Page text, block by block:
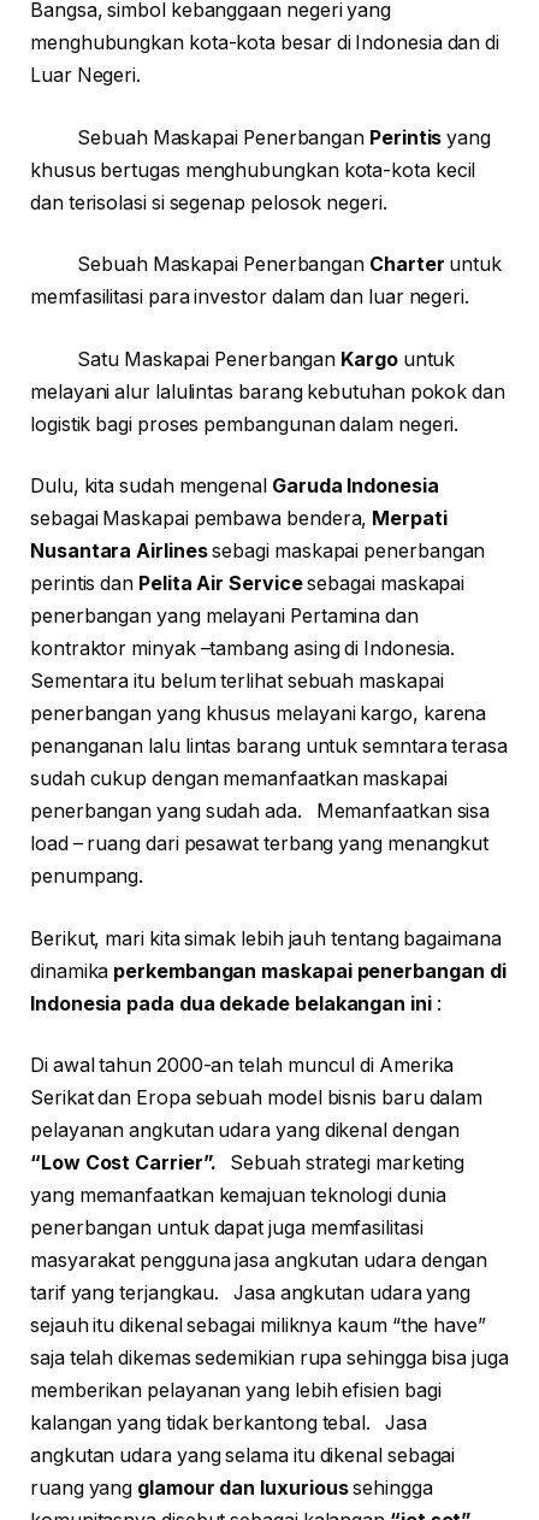
Bangsa, simbol kebanggaan negeri yang
menghubungkan kota-kota besar di Indonesia dan di
Luar Negeri.
Sebuah Maskapai Penerbangan Perintisyang
khusus bertugas menghubungkan kota-kota kecil
dan terisolasi si segenap pelosok negeri.
Sebuah Maskapai Penerbangan Charter untuk
memfasilitasi para investor dalam dan luar negeri.
Satu Maskapai Penerbangan Kargountuk
melayani alur lalulintas barang kebutuhan pokok dan
logistik bagi proses pembangunan dalam negeri.
Dulu, kita sudah mengenal Garuda Indonesia
sebagai Maskapai pembawa bendera, Merpati
Nusantara Airlinessebagi maskapai penerbangan
perintis dan Pelita Air Servicesebagai maskapai
penerbangan yang melayani Pertamina dan
kontraktor minyak –tambang asing di Indonesia.
Sementara itu belum terlihat sebuah maskapai
penerbangan yang khusus melayani kargo, karena
penanganan lalu lintas barang untuk semntara terasa
sudah cukup dengan memanfaatkan maskapai
penerbangan yang sudah ada. Memanfaatkan sisa
load – ruang dari pesawat terbang yang menangkut
penumpang.
Berikut, mari kita simak lebih jauh tentang bagaimana
dinamika perkembangan maskapai penerbangan di
Indonesia pada dua dekade belakangan ini:
Di awal tahun 2000-an telah muncul di Amerika
Serikat dan Eropa sebuah model bisnis baru dalam
pelayanan angkutan udara yang dikenal dengan
“Low Cost Carrier”. Sebuah strategi marketing
yang memanfaatkan kemajuan teknologi dunia
penerbangan untuk dapat juga memfasilitasi
masyarakat pengguna jasa angkutan udara dengan
tarif yang terjangkau. Jasa angkutan udara yang
sejauh itu dikenal sebagai miliknya kaum “the have”
saja telah dikemas sedemikian rupa sehingga bisa juga
memberikan pelayanan yang lebih efisien bagi
kalangan yang tidak berkantong tebal. Jasa
angkutan udara yang selama itu dikenal sebagai
ruang yang glamour dan luxurioussehingga